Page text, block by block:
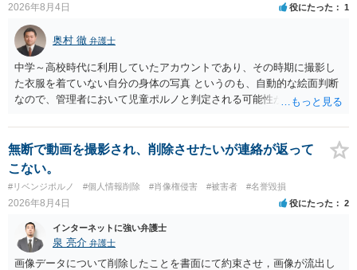
2026年8月4日 役にたった 1
奥村 徹 弁護士
中学～高校時代に利用していたアカウントであり、その時期に撮影し
た衣服を着ていない自分の身体の写真 というのも、自動的な絵面判断
なので、管理者において児童ポルノと判定される可能性があります。
無断で動画を撮影され、削除させたいが連絡が返って
こない。
#リベンジポルノ #個人情報削除 #肖像権侵害 #被害者 #名誉毀損
2026年8月4日 役にたった 2
インターネットに強い弁護士
泉 亮介 弁護士
画像データについて削除したことを書面にて約束させ，画像が流出し